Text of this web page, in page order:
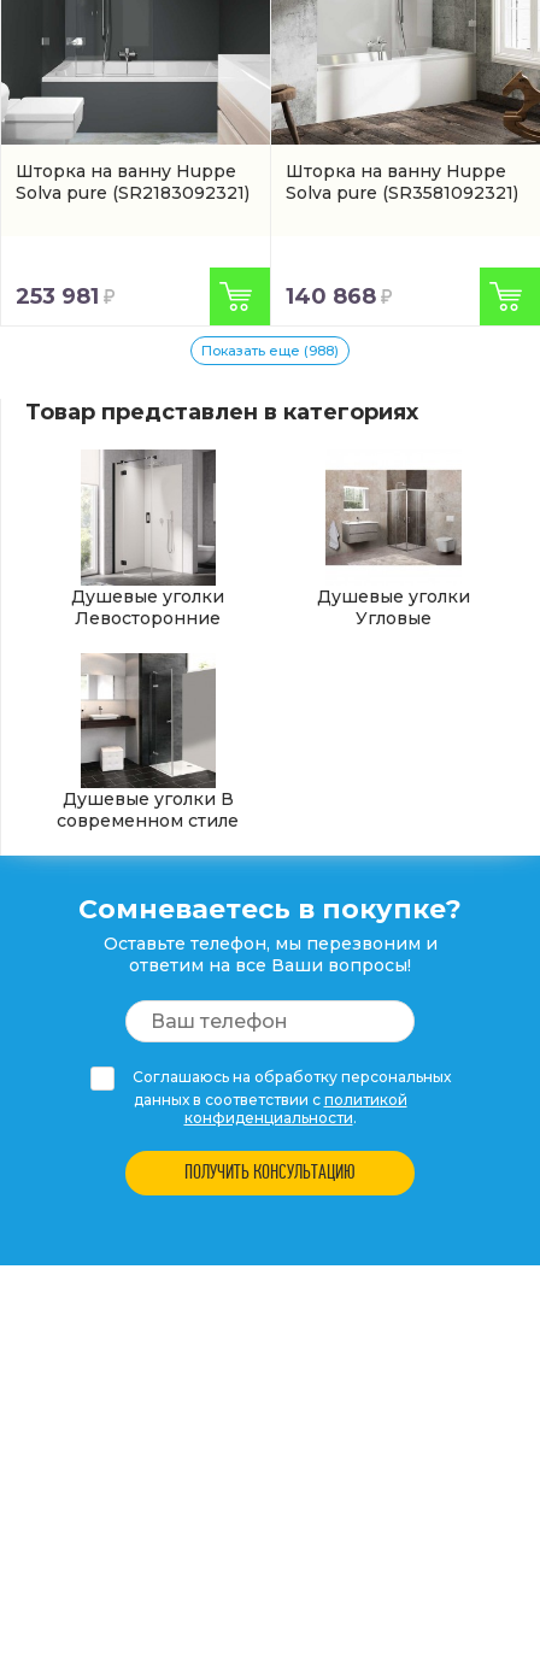
Шторка на ванну Huppe
Solva pure (SR2183092321)
253 981
Шторка на ванну Huppe
Solva pure (SR3581092321)
140 868
Показать еще (988)
Товар представлен в категориях
Душевые уголки
Левосторонние
Душевые уголки
Угловые
Душевые уголки В
современном стиле
Сомневаетесь в покупке?
Оставьте телефон, мы перезвоним и
ответим на все Ваши вопросы!
Соглашаюсь на обработку персональных
данных в соответствии с политикой
конфиденциальности.
ПОЛУЧИТЬ КОНСУЛЬТАЦИЮ